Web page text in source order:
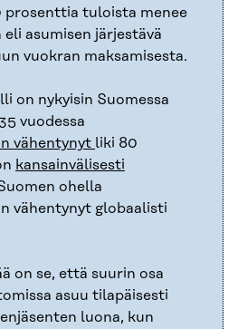
prosenttia tuloista menee
asumisen järjestävä
vuokran maksamisesta.
on nykyisin Suomessa
vuodessa
vähentynyt liki 80
kansainvälisesti
ohella
vähentynyt globaalisti
on se, että suurin osa
asuu tilapäisesti
luona, kun